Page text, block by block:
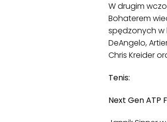
W drugim
Bohaterem
spędzonych w
DeAngelo,
Chris Kreider
Tenis:
Next Gen ATP